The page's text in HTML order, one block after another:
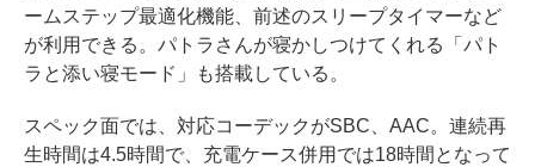
ームステップ最適化機能、前述のスリープタイマーなど
が利用できる。パトラさんが寝かしつけてくれる「パト
ラと添い寝モード」も搭載している。
スペック面では、対応コーデックがSBC、AAC。連続再
生時間は4.5時間で、充電ケース併用では18時間となって